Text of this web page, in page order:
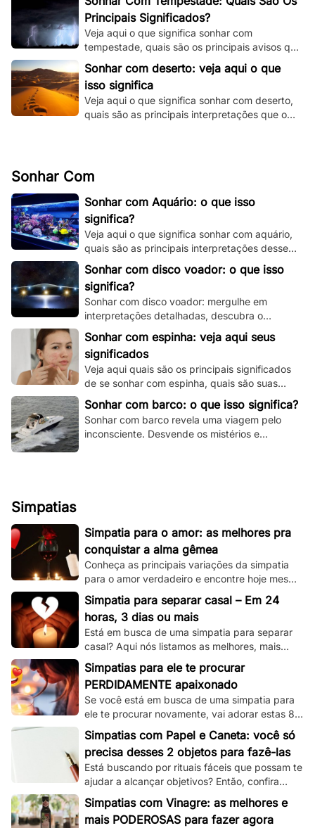
Principais Significados?
Veja aqui o que significa sonhar com
tempestade, quais são os principais avisos que
o seu subconsciente está tentando te dizer e
muito mais.
Sonhar com deserto: veja aqui o que
isso significa
Veja aqui o que significa sonhar com deserto,
quais são as principais interpretações que o
Sonhar Com
Sonhar com Aquário: o que isso
significa?
Veja aqui o que significa sonhar com aquário,
quais são as principais interpretações desse
sonho e muito mais. Clique e fique por dentro.
Sonhar com disco voador: o que isso
significa?
Sonhar com disco voador: mergulhe em
interpretações detalhadas, descubra o
significado espiritual e psicológico e todas as
variações!
Sonhar com espinha: veja aqui seus
significados
Veja aqui quais são os principais significados
de se sonhar com espinha, quais são suas
principais variações e muito mais.
Sonhar com barco: o que isso significa?
Sonhar com barco revela uma viagem pelo
inconsciente. Desvende os mistérios e
Simpatias
Simpatia para o amor: as melhores pra
conquistar a alma gêmea
Conheça as principais variações da simpatia
para o amor verdadeiro e encontre hoje mesmo
sua alma gêmea! Todas são simples de se
fazer!
Simpatia para separar casal – Em 24
horas, 3 dias ou mais
Está em busca de uma simpatia para separar
casal? Aqui nós listamos as melhores, mais
simples e mais funcionais simpatias desse tipo!
Simpatias para ele te procurar
PERDIDAMENTE apaixonado
Se você está em busca de uma simpatia para
ele te procurar novamente, vai adorar estas 8
simpatias de amor e amarração que
separamos.
Simpatias com Papel e Caneta: você só
precisa desses 2 objetos para fazê-las
Está buscando por rituais fáceis que possam te
ajudar a alcançar objetivos? Então, confira
essas simpatias com papel e caneta.
Simpatias com Vinagre: as melhores e
mais PODEROSAS para fazer agora